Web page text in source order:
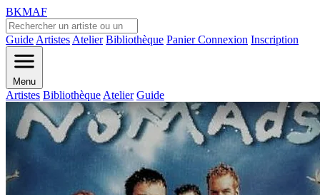
BKMAF
Guide Artistes Atelier Bibliothèque PanierConnexion Inscription
Menu
Artistes Bibliothèque Atelier Guide